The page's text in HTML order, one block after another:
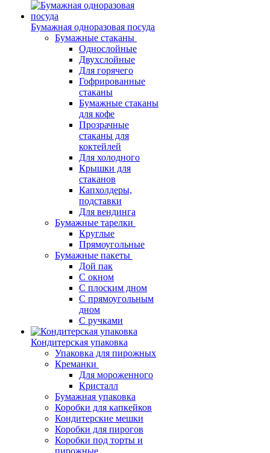
Бумажная одноразовая посуда
Бумажные стаканы
Однослойные
Двухслойные
Для горячего
Гофрированные
стаканы
Бумажные стаканы
для кофе
Прозрачные
стаканы для
коктейлей
Для холодного
Крышки для
стаканов
Капхолдеры,
подставки
Для вендинга
Бумажные тарелки
Круглые
Прямоугольные
Бумажные пакеты
Дой пак
С окном
С плоским дном
С прямоугольным
дном
С ручками
Кондитерская упаковка
Упаковка для пирожных
Креманки
Для мороженного
Кристалл
Бумажная упаковка
Коробки для капкейков
Кондитерские мешки
Коробки для пирогов
Коробки под торты и
пирожные